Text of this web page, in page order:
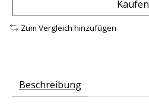
Kaufen
Zum Vergleich hinzufügen
Beschreibung